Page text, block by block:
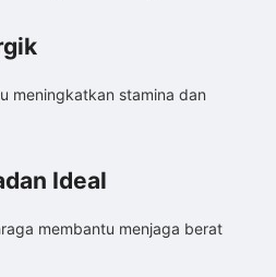
meningkatkan stamina dan
Ideal
membantu menjaga berat